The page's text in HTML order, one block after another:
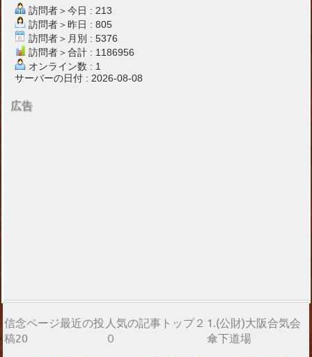
訪問者＞今日 : 213
訪問者＞昨日 : 805
訪問者＞月別 : 5376
訪問者＞合計 : 1186956
オンライン数 : 1
サーバーの日付 : 2026-08-08
広告
信念ページ最近の投
稿20
人気の記事トップ２
０
1.(公財)大阪合気会
傘下道場